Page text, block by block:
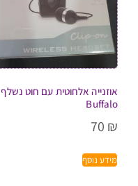
אוזנייה אלחוטית עם חוט נשלף
Buffalo
70 ₪
מידע נוסף